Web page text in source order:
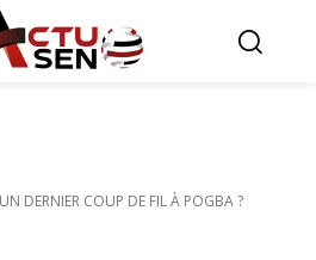
DERNIER COUP DE FIL À POGBA ?